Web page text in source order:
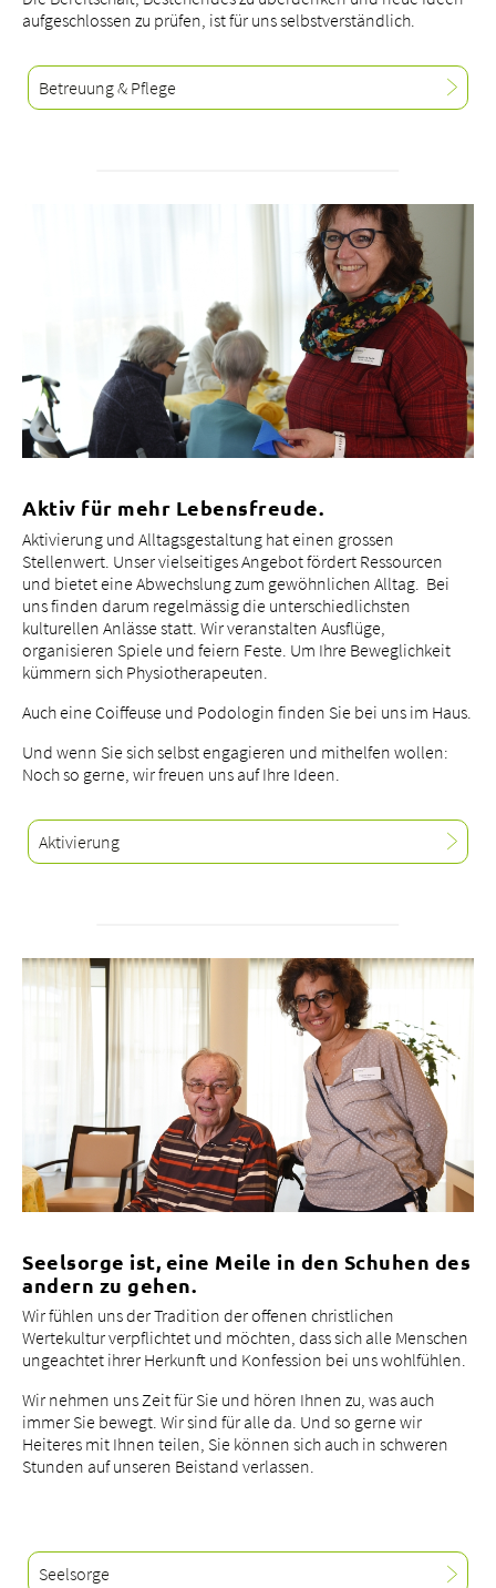
aufgeschlossen zu prüfen, ist für uns selbstverständlich.
Betreuung & Pflege
Aktiv für mehr Lebensfreude.
Aktivierung und Alltagsgestaltung hat einen grossen
Stellenwert. Unser vielseitiges Angebot fördert Ressourcen
und bietet eine Abwechslung zum gewöhnlichen Alltag. Bei
uns finden darum regelmässig die unterschiedlichsten
kulturellen Anlässe statt. Wir veranstalten Ausflüge,
organisieren Spiele und feiern Feste. Um Ihre Beweglichkeit
kümmern sich Physiotherapeuten.
Auch eine Coiffeuse und Podologin finden Sie bei uns im Haus.
Und wenn Sie sich selbst engagieren und mithelfen wollen:
Noch so gerne, wir freuen uns auf Ihre Ideen.
Aktivierung
Seelsorge ist, eine Meile in den Schuhen des
andern zu gehen.
Wir fühlen uns der Tradition der offenen christlichen
Wertekultur verpflichtet und möchten, dass sich alle Menschen
ungeachtet ihrer Herkunft und Konfession bei uns wohlfühlen.
Wir nehmen uns Zeit für Sie und hören Ihnen zu, was auch
immer Sie bewegt. Wir sind für alle da. Und so gerne wir
Heiteres mit Ihnen teilen, Sie können sich auch in schweren
Stunden auf unseren Beistand verlassen.
Seelsorge